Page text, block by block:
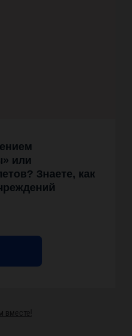
или
Знаете, как